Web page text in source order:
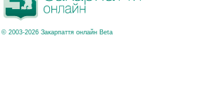
© 2003-2026 Закарпаття онлайн Beta